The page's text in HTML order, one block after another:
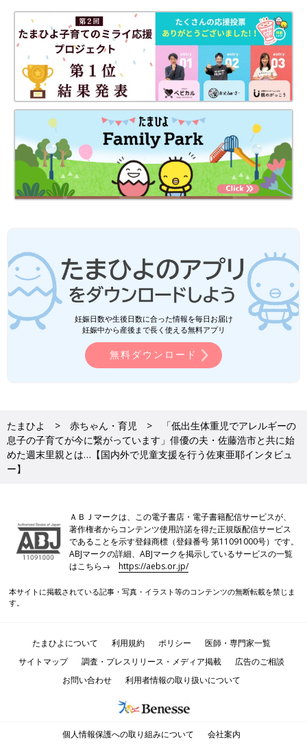
妊娠日数や生後日数に合った情報を毎日お届け
妊娠中から産後まで長く使える無料アプリ
無料ダウンロード
たまひよ 赤ちゃん・育児
「低出生体重児でアレルギーの
息子の子育てが今に繋がっています」俳優の夫・佐藤浩市と共に始
めた週末里親とは…【国内外で児童支援を行う佐東亜耶インタビュ
ー】
ＡＢＪマークは、この電子書店・電子書籍配信サービスが、
著作権者からコンテンツ使用許諾を得た正規版配信サービス
であることを示す登録商標（登録番号 第11091000号）です。
ABJマークの詳細、ABJマークを掲示しているサービスの一覧
はこちら→https://aebs.or.jp/
本サイトに掲載されている記事・写真・イラスト等のコンテンツの無断転載を禁じま
す。
たまひよについて 利用規約 ポリシー
医師・専門家一覧
サイトマップ
調査・プレスリリース・メディア掲載
広告のご相談
お問い合わせ
利用者情報の取り扱いについて
個人情報保護への取り組みについて 会社案内